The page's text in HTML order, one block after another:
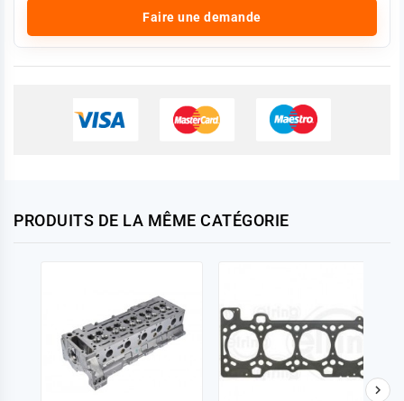
Faire une demande
PRODUITS DE LA MÊME CATÉGORIE
